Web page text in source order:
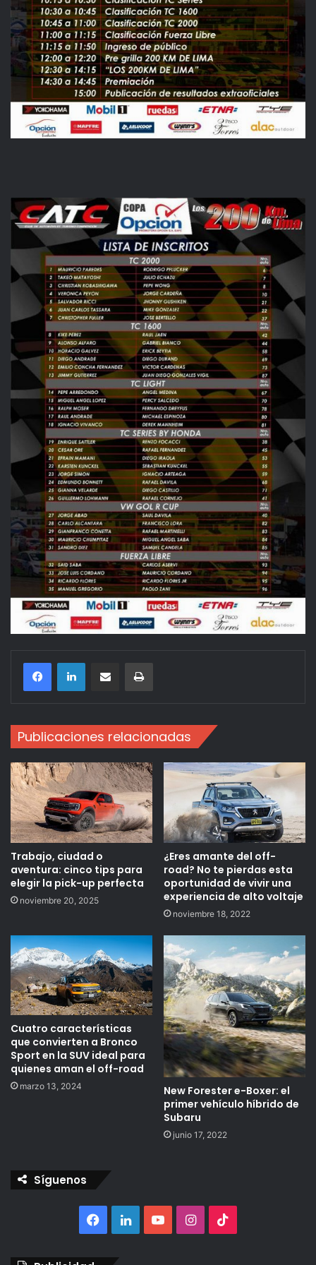
Compartir por correo electrónicoImprimir
Publicaciones relacionadas
Trabajo, ciudad o
aventura: cinco tips para
elegir la pick-up perfecta
noviembre 20, 2025
¿Eres amante del off-
road? No te pierdas esta
oportunidad de vivir una
experiencia de alto voltaje
noviembre 18, 2022
Cuatro características
que convierten a Bronco
Sport en la SUV ideal para
quienes aman el off-road
marzo 13, 2024
New Forester e-Boxer: el
primer vehículo híbrido de
Subaru
junio 17, 2022
Síguenos
Facebook
LinkedInYouTubeInstagram